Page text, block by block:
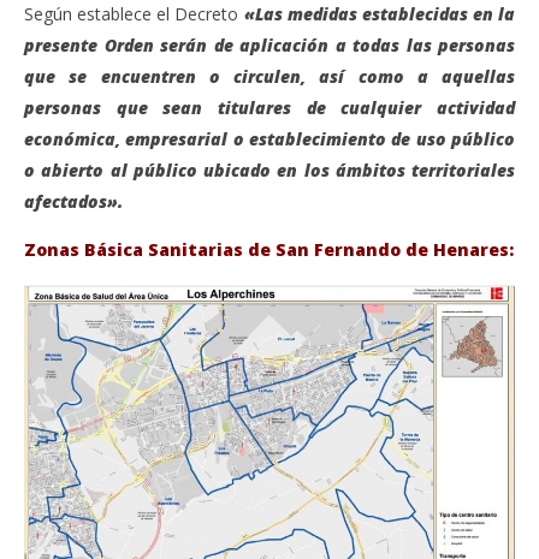
Según establece el Decreto «Las medidas establecidas en la
presente Orden serán de aplicación a todas las personas
que se encuentren o circulen, así como a aquellas
personas que sean titulares de cualquier actividad
económica, empresarial o establecimiento de uso público
o abierto al público ubicado en los ámbitos territoriales
afectados».
Zonas Básica Sanitarias de San Fernando de Henares: